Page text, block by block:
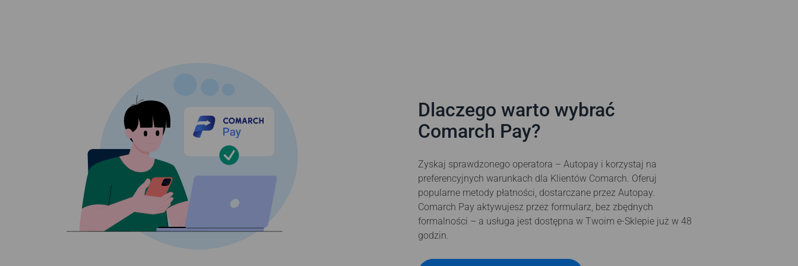
Dlaczego warto wybrać
Comarch Pay?
Zyskaj sprawdzonego operatora – Autopay i korzystaj na
preferencyjnych warunkach dla Klientów Comarch. Oferuj
popularne metody płatności, dostarczane przez Autopay.
Comarch Pay aktywujesz przez formularz, bez zbędnych
formalności – a usługa jest dostępna w Twoim e-Sklepie już w 48
godzin.